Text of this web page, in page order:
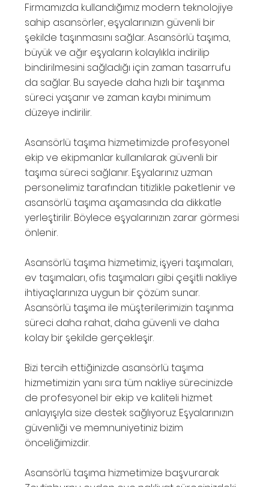
Firmamızda kullandığımız modern teknolojiye
sahip asansörler, eşyalarınızın güvenli bir
şekilde taşınmasını sağlar. Asansörlü taşıma,
büyük ve ağır eşyaların kolaylıkla indirilip
bindirilmesini sağladığı için zaman tasarrufu
da sağlar. Bu sayede daha hızlı bir taşınma
süreci yaşanır ve zaman kaybı minimum
düzeye indirilir.
Asansörlü taşıma hizmetimizde profesyonel
ekip ve ekipmanlar kullanılarak güvenli bir
taşıma süreci sağlanır. Eşyalarınız uzman
personelimiz tarafından titizlikle paketlenir ve
asansörlü taşıma aşamasında da dikkatle
yerleştirilir. Böylece eşyalarınızın zarar görmesi
önlenir.
Asansörlü taşıma hizmetimiz, işyeri taşımaları,
ev taşımaları, ofis taşımaları gibi çeşitli nakliye
ihtiyaçlarınıza uygun bir çözüm sunar.
Asansörlü taşıma ile müşterilerimizin taşınma
süreci daha rahat, daha güvenli ve daha
kolay bir şekilde gerçekleşir.
Bizi tercih ettiğinizde asansörlü taşıma
hizmetimizin yanı sıra tüm nakliye sürecinizde
de profesyonel bir ekip ve kaliteli hizmet
anlayışıyla size destek sağlıyoruz. Eşyalarınızın
güvenliği ve memnuniyetiniz bizim
önceliğimizdir.
Asansörlü taşıma hizmetimize başvurarak